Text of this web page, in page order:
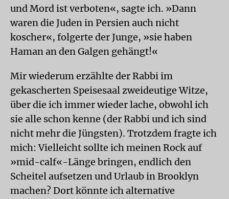
und Mord ist verboten«, sagte ich. »Dann
waren die Juden in Persien auch nicht
koscher«, folgerte der Junge, »sie haben
Haman an den Galgen gehängt!«
Mir wiederum erzählte der Rabbi im
gekascherten Speisesaal zweideutige Witze,
über die ich immer wieder lache, obwohl ich
sie alle schon kenne (der Rabbi und ich sind
nicht mehr die Jüngsten). Trotzdem fragte ich
mich: Vielleicht sollte ich meinen Rock auf
»mid-calf«-Länge bringen, endlich den
Scheitel aufsetzen und Urlaub in Brooklyn
machen? Dort könnte ich alternative